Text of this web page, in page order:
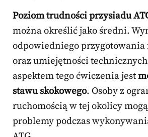
Poziom trudności przysiadu
można określić jako średni.
odpowiedniego przygotowania
oraz umiejętności
aspektem tego ćwiczenia jest
stawu skokowego. Osoby z
ruchomością w tej okolicy
problemy podczas